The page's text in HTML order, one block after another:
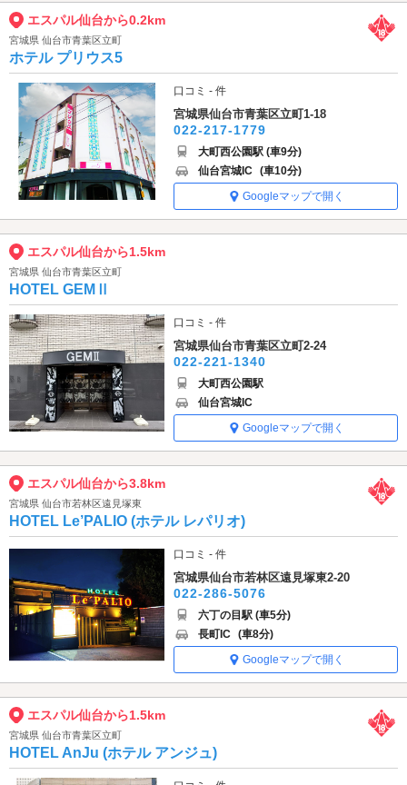
エスパル仙台から0.2km
宮城県 仙台市青葉区立町
ホテル プリウス5
口コミ - 件
宮城県仙台市青葉区立町1-18
022-217-1779
大町西公園駅 (車9分)
仙台宮城IC (車10分)
Googleマップで開く
エスパル仙台から1.5km
宮城県 仙台市青葉区立町
HOTEL GEMⅡ
口コミ - 件
宮城県仙台市青葉区立町2-24
022-221-1340
大町西公園駅
仙台宮城IC
Googleマップで開く
エスパル仙台から3.8km
宮城県 仙台市若林区遠見塚東
HOTEL Le’PALIO (ホテル レパリオ)
口コミ - 件
宮城県仙台市若林区遠見塚東2-20
022-286-5076
六丁の目駅 (車5分)
長町IC (車8分)
Googleマップで開く
エスパル仙台から1.5km
宮城県 仙台市青葉区立町
HOTEL AnJu (ホテル アンジュ)